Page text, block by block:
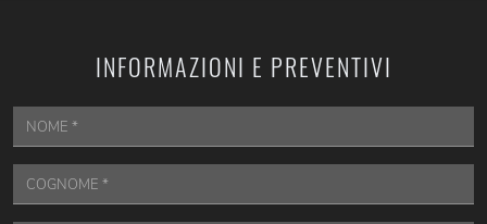
INFORMAZIONI E PREVENTIVI